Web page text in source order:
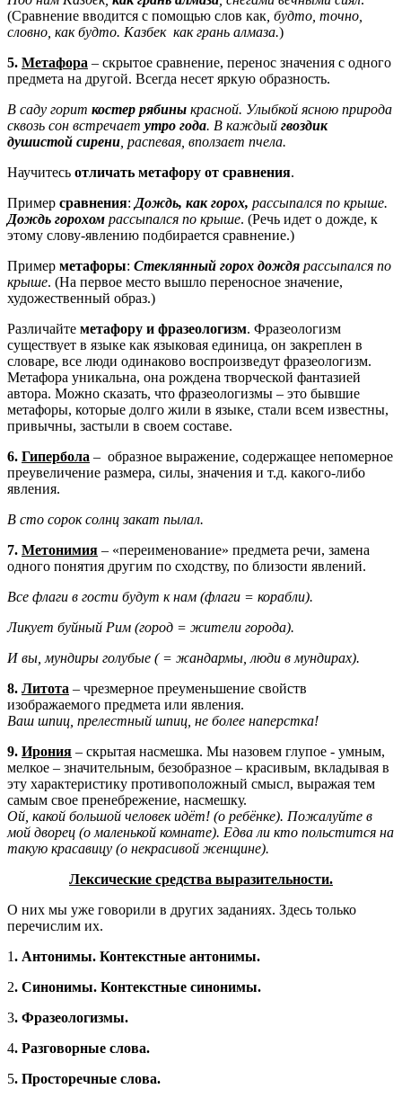
(Сравнение вводится с помощью слов как , будто, точно,
словно, как будто. Казбек как грань алмаза.)
5. Метафора – скрытое сравнение, перенос значения с одного
предмета на другой. Всегда несет яркую образность.
В саду горит костер рябины красной. Улыбкой ясною природа
сквозь сон встречает утро года. В каждый гвоздик
душистой сирени , распевая, вползает пчела.
Научитесь отличать метафору от сравнения.
Пример сравнения: Дождь, как горох, рассыпался по крыше.
Дождь горохом рассыпался по крыше. (Речь идет о дожде, к
этому слову-явлению подбирается сравнение.)
Пример метафоры: Стеклянный горох дождя рассыпался по
крыше. (На первое место вышло переносное значение,
художественный образ.)
Различайте метафору и фразеологизм. Фразеологизм
существует в языке как языковая единица, он закреплен в
словаре, все люди одинаково воспроизведут фразеологизм.
Метафора уникальна, она рождена творческой фантазией
автора. Можно сказать, что фразеологизмы – это бывшие
метафоры, которые долго жили в языке, стали всем известны,
привычны, застыли в своем составе.
6. Гипербола – образное выражение, содержащее непомерное
преувеличение размера, силы, значения и т.д. какого-либо
явления.
В сто сорок солнц закат пылал.
7. Метонимия – «переименование» предмета речи, замена
одного понятия другим по сходству, по близости явлений.
Все флаги в гости будут к нам (флаги = корабли).
Ликует буйный Рим (город = жители города).
И вы, мундиры голубые ( = жандармы, люди в мундирах).
8. Литота – чрезмерное преуменьшение свойств
изображаемого предмета или явления.
Ваш шпиц, прелестный шпиц, не более наперстка!
9. Ирония – скрытая насмешка. Мы назовем глупое - умным,
мелкое – значительным, безобразное – красивым, вкладывая в
эту характеристику противоположный смысл, выражая тем
самым свое пренебрежение, насмешку.
Ой, какой большой человек идёт! (о ребёнке). Пожалуйте в
мой дворец (о маленькой комнате). Едва ли кто польстится на
такую красавицу (о некрасивой женщине).
Лексические средства выразительности.
О них мы уже говорили в других заданиях. Здесь только
перечислим их.
1. Антонимы. Контекстные антонимы.
2. Синонимы. Контекстные синонимы.
3. Фразеологизмы.
4. Разговорные слова.
5. Просторечные слова.